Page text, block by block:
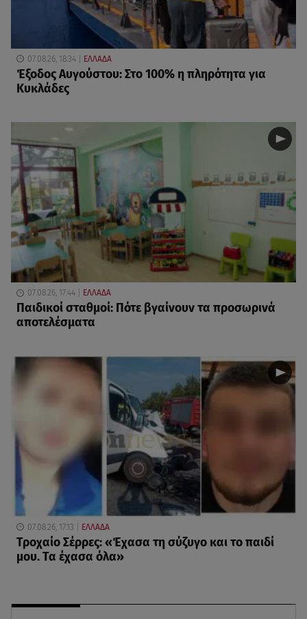
07.08.26, 18:34 ΕΛΛΑΔΑ
Έξοδος Αυγούστου: Στο 100% η πληρότητα για
Κυκλάδες
07.08.26, 17:44 ΕΛΛΑΔΑ
Παιδικοί σταθμοί: Πότε βγαίνουν τα προσωρινά
αποτελέσματα
07.08.26, 17:13 ΕΛΛΑΔΑ
Τροχαίο Σέρρες: «Έχασα τη σύζυγο και το παιδί
μου. Τα έχασα όλα»